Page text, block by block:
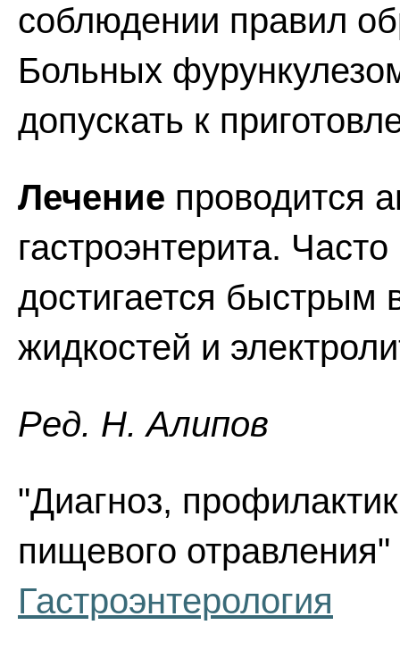
соблюдении правил
Больных
допускать к
Лечение проводится
гастроэнтерита.
достигается быстрым
жидкостей и
Ред. Н. Алипов
"Диагноз,
пищевого отравления"
Гастроэнтерология